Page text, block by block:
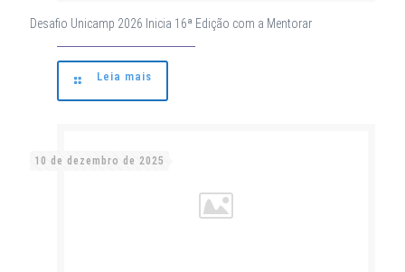
Desafio Unicamp 2026 Inicia 16ª Edição com a Mentorar
Leia mais
10 de dezembro de 2025